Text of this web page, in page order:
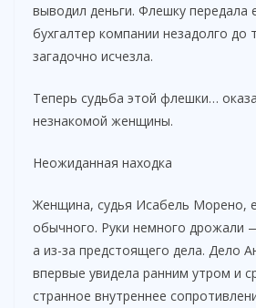
выводил деньги. Флешку передала
бухгалтер компании незадолго до
загадочно исчезла.
Теперь судьба этой флешки…
незнакомой женщины.
Неожиданная находка
Женщина, судья Исабель Морено,
обычного. Руки немного дрожали
а из-за предстоящего дела. Дело
впервые увидела ранним утром и
странное внутреннее